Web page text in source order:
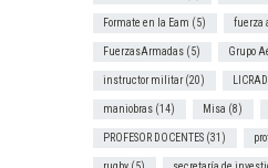
Formate en la Eam (5) fuerza
FuerzasArmadas (5) Grupo
instructor militar(20) LICRAD
maniobras (14) Misa (8)
PROFESOR DOCENTES (31)